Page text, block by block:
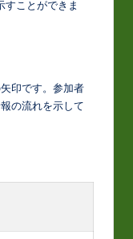
すことができま
印です。参加者
の流れを示して